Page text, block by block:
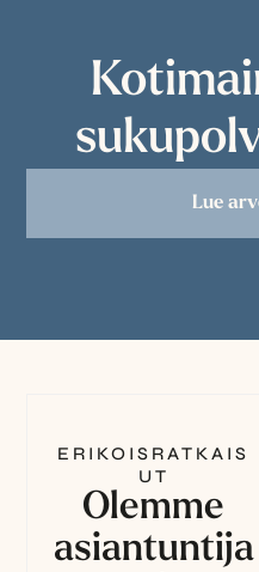
Lue
ERIKOISRATKAIS
UT
Olemme
asiantuntija